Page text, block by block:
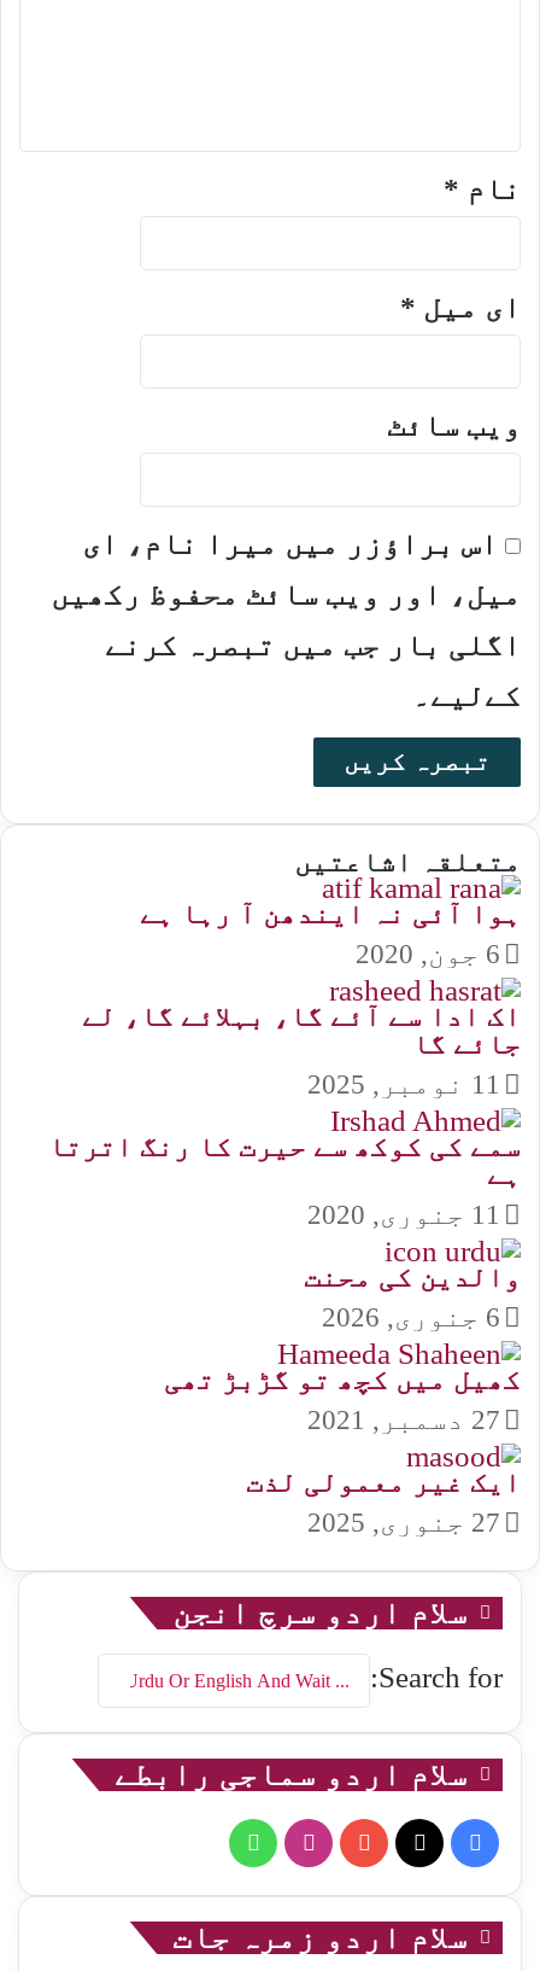
نام *
ای میل *
ویب‌ سائٹ
اس براؤزر میں میرا نام، ای
میل، اور ویب سائٹ محفوظ رکھیں
اگلی بار جب میں تبصرہ کرنے
کےلیے۔
متعلقہ اشاعتیں
ہوا آئی نہ ایندھن آ رہا ہے
6 جون, 2020
اک ادا سے آئے گا، بہلائے گا، لے
جائے گا
11 نومبر, 2025
سمے کی کوکھ سے حیرت کا رنگ اترتا
ہے
11 جنوری, 2020
والدین کی محنت
6 جنوری, 2026
کھیل میں کچھ تو گڑبڑ تھی
27 دسمبر, 2021
ایک غیر معمولی لذت
27 جنوری, 2025
سلام اردو سرچ انجن
Search for:
سلام اردو سماجی رابطے
Facebook
YouTube
Instagram
WhatsApp
سلام اردو زمرہ جات